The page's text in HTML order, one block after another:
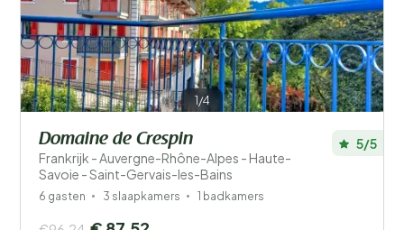
Je vakantie
Kies reisdata en je gezelschap
Filters opslaan
1/4
Domaine de Crespin
Frankrijk - Auvergne-Rhône-Alpes - Haute-
Savoie - Saint-Gervais-les-Bains
5/5
6 gasten 3 slaapkamers 1 badkamers